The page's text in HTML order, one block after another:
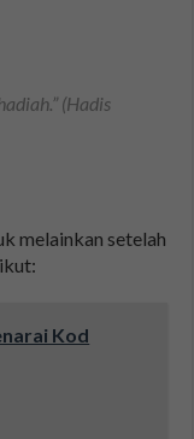
(Hadis
melainkan setelah
Kod